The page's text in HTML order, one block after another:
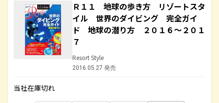
Ｒ１１ 地球の歩き方 リゾートスタ
イル 世界のダイビング 完全ガイ
ド 地球の潜り方 ２０１６～２０１
７
Resort Style
2016.05.27 発売
当社在庫切れ